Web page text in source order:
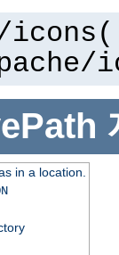
in a location.